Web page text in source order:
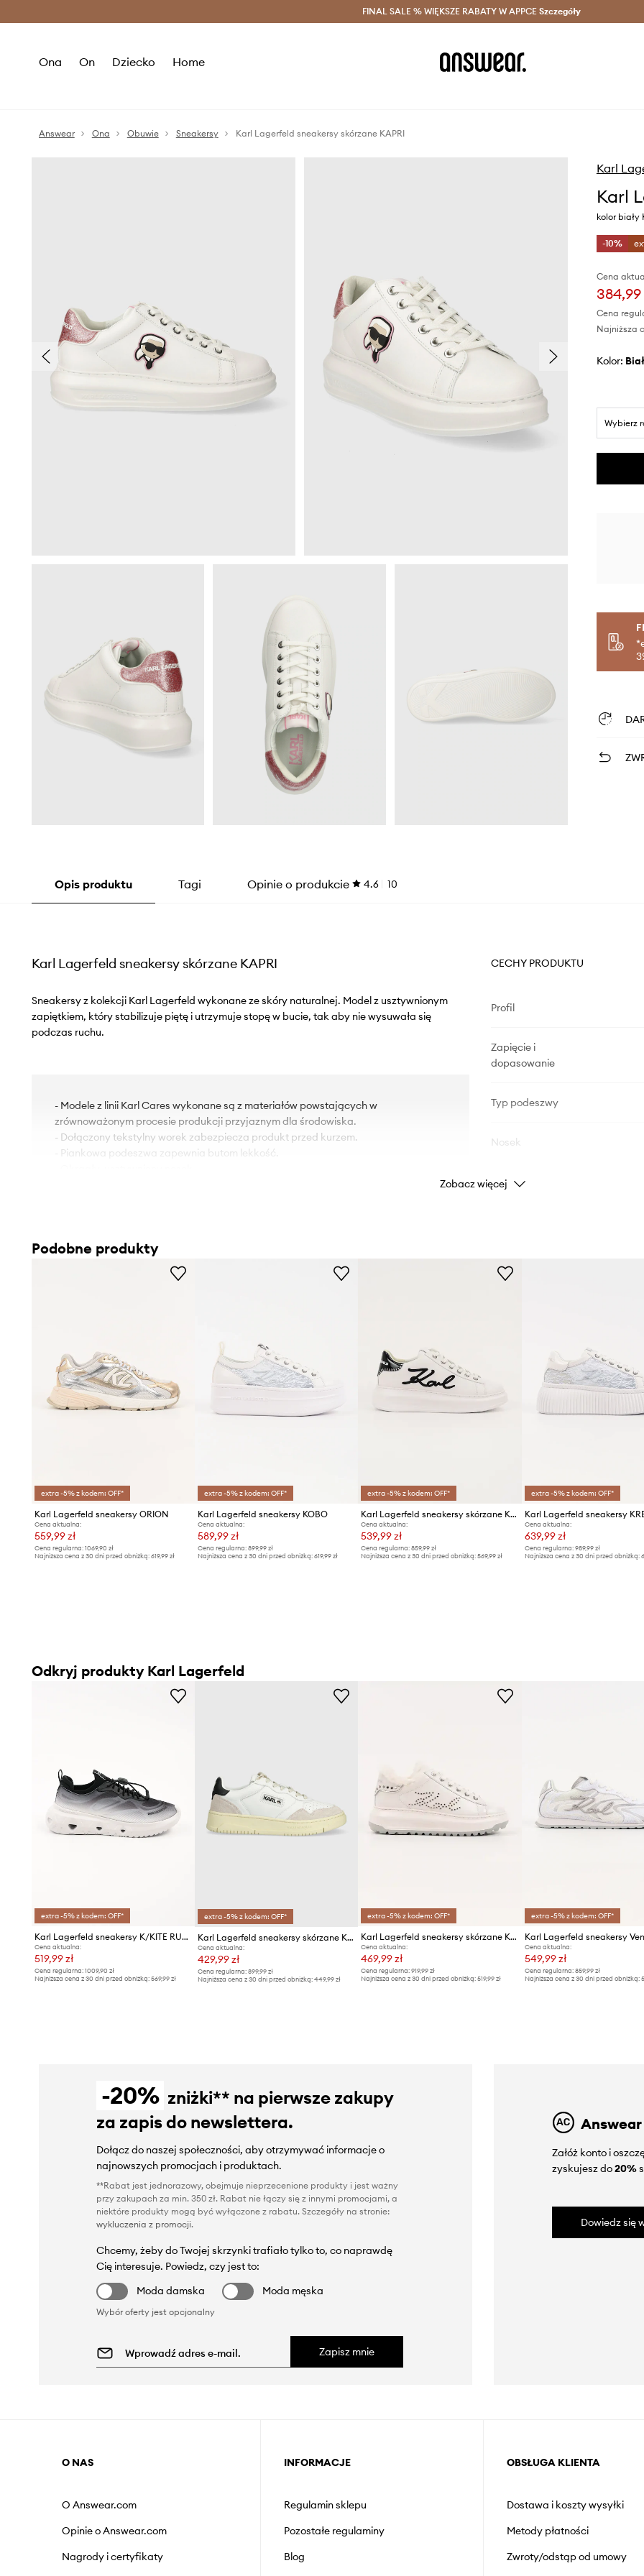
Oszczędzaj z Answear Club > Dostawa nawet w 24h >
FINAL SALE % WIĘKSZE RABATY W APPCE Szczegóły
Ona On Dziecko Home
Answear Ona Obuwie Sneakersy Karl Lagerfeld sneakersy skórzane KAPRI
Karl
Karl
kolor biały
-10%
Cena
384,99
Cena
Najniższa
Kolor:
Wybierz
Opis produktu Tagi Opinie o produkcie 4.6 10
Karl Lagerfeld sneakersy skórzane KAPRI
Sneakersy z kolekcji Karl Lagerfeld wykonane ze skóry naturalnej. Model z usztywnionym
zapiętkiem, który stabilizuje piętę i utrzymuje stopę w bucie, tak aby nie wysuwała się
podczas ruchu.
- Modele z linii Karl Cares wykonane są z materiałów powstających w
zrównoważonym procesie produkcji przyjaznym dla środowiska.
- Dołączony tekstylny worek zabezpiecza produkt przed kurzem.
- Piankowa podeszwa zapewnia butom lekkość.
- Wymiary podane dla rozmiaru: 37.
CECHY PRODUKTU
Profil
Zapięcie i
dopasowanie
Typ podeszwy
Nosek
Kolor producenta
Zobacz więcej
Podobne produkty
extra -5% z kodem: OFF*
Karl Lagerfeld sneakersy ORION
Cena aktualna:
559,99 zł
Cena regularna: 1069,90 zł
Najniższa cena z 30 dni przed obniżką: 619,99 zł
extra -5% z kodem: OFF*
Karl Lagerfeld sneakersy KOBO
Cena aktualna:
589,99 zł
Cena regularna:899,99 zł
Najniższa cena z 30 dni przed obniżką:619,99 zł
extra -5% z kodem: OFF*
Karl Lagerfeld sneakersy skórzane KAPRI
Cena aktualna:
539,99 zł
Cena regularna: 859,99 zł
Najniższa cena z 30 dni przed obniżką: 569,99 zł
extra -5% z kodem: OFF*
Cena aktualna:
639,99 zł
Cena regularna: 989,99 zł
Najniższa cena z 30 dni przed obniżką:
Odkryj produkty Karl Lagerfeld
extra -5% z kodem: OFF*
Karl Lagerfeld sneakersy K/KITE RUN
Cena aktualna:
519,99 zł
Cena regularna: 1009,90 zł
Najniższa cena z 30 dni przed obniżką: 569,99 zł
extra -5% z kodem: OFF*
Karl Lagerfeld sneakersy skórzane KREW KL
Cena aktualna:
429,99 zł
Cena regularna:899,99 zł
Najniższa cena z 30 dni przed obniżką:449,99 zł
extra -5% z kodem: OFF*
Karl Lagerfeld sneakersy skórzane KAPRI LUG
Cena aktualna:
469,99 zł
Cena regularna: 919,99 zł
Najniższa cena z 30 dni przed obniżką: 519,99 zł
extra -5% z kodem: OFF*
Karl Lagerfeld sneakersy
Cena aktualna:
549,99 zł
Cena regularna: 859,99 zł
Najniższa cena z 30 dni przed obniżką:
-20% zniżki** na pierwsze zakupy
za zapis do newslettera.
Dołącz do naszej społeczności, aby otrzymywać informacje o
najnowszych promocjach i produktach.
**Rabat jest jednorazowy, obejmuje nieprzecenione produkty i jest ważny
przy zakupach za min. 350 zł. Rabat nie łączy się z innymi promocjami, a
niektóre produkty mogą być wyłączone z rabatu. Szczegóły na stronie:
wykluczenia z promocji.
Chcemy, żeby do Twojej skrzynki trafiało tylko to, co naprawdę
Cię interesuje. Powiedz, czy jest to:
Moda damska
Moda męska
Wybór oferty jest opcjonalny
Zapisz mnie
Załóż konto i
zyskujesz do20%
Dowiedz się
O NAS
O Answear.com
Opinie o Answear.com
Nagrody i certyfikaty
INFORMACJE
Regulamin sklepu
Pozostałe regulaminy
Blog
OBSŁUGA KLIENTA
Dostawa i koszty wysyłki
Metody płatności
Zwroty/odstąp od umowy